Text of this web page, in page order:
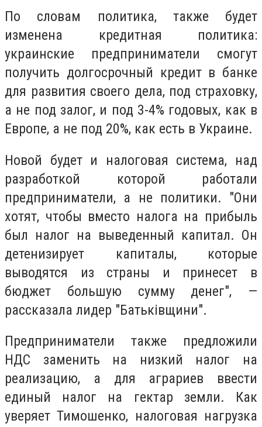
По словам политика, также будет
изменена кредитная политика:
украинские предприниматели смогут
получить долгосрочный кредит в банке
для развития своего дела, под страховку,
а не под залог, и под 3-4% годовых, как в
Европе, а не под 20%, как есть в Украине.
Новой будет и налоговая система, над
разработкой которой работали
предприниматели, а не политики. "Они
хотят, чтобы вместо налога на прибыль
был налог на выведенный капитал. Он
детенизирует капиталы, которые
выводятся из страны и принесет в
бюджет большую сумму денег", —
рассказала лидер "Батьківщини".
Предприниматели также предложили
НДС заменить на низкий налог на
реализацию, а для аграриев ввести
единый налог на гектар земли. Как
уверяет Тимошенко, налоговая нагрузка